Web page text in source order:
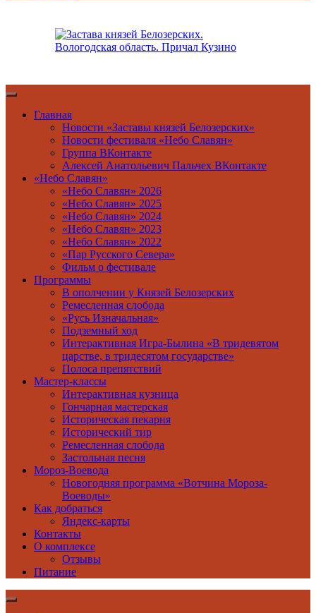
Главная
Новости «Заставы князей Белозерских»
Новости фестиваля «Небо Славян»
Группа ВКонтакте
Алексей Анатольевич Пальчех ВКонтакте
«Небо Славян»
«Небо Славян» 2026
«Небо Славян» 2025
«Небо Славян» 2024
«Небо Славян» 2023
«Небо Славян» 2022
«Пар Русского Севера»
Фильм о фестивале
Программы
В ополчении у Князей Белозерских
Ремесленная слобода
«Русь Изначальная»
Подземный ход
Интерактивная Игра-Былина «В тридевятом
царстве, в тридесятом государстве»
Полоса препятствий
Мастер-классы
Интерактивная кузница
Гончарная мастерская
Историческая пекарня
Исторический тир
Ремесленная слобода
Застольная песня
Мороз-Воевода
Новогодняя программа «Вотчина Мороза-
Воеводы»
Как добраться
Яндекс-карты
Контакты
О комплексе
Отзывы
Питание